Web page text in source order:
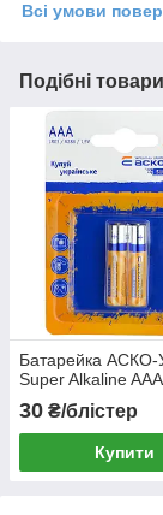
Всі умови
Подібні
Батарейка
Super Alkaline
30 ₴/блістер
Купити